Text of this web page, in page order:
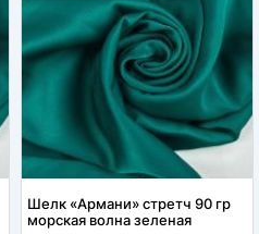
Шелк «Армани» стретч 90 гр
морская волна зеленая